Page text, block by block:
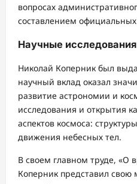
вопросах
составлением
Научные
Николай Коперник был
научный вклад оказал
развитие астрономии и
исследования и открытия
аспектов космоса:
движения небесных тел.
В своем главном труде, «О
Коперник представил свою